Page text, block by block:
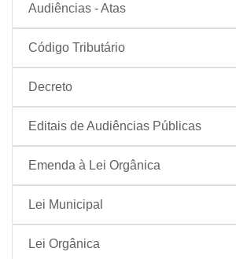
Audiências - Atas
Código Tributário
Decreto
Editais de Audiências Públicas
Emenda à Lei Orgânica
Lei Municipal
Lei Orgânica